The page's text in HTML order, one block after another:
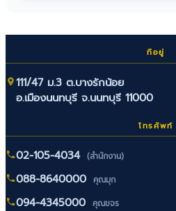
ที่อยู่
111/47 ม.3 ต.บางรักน้อย
อ.เมืองนนทบุรี จ.นนทบุรี 11000
โทรศัพท์
02-105-4034 (สำนักงาน)
088-8640000 คุณมุก
094-4345000 คุณขจร